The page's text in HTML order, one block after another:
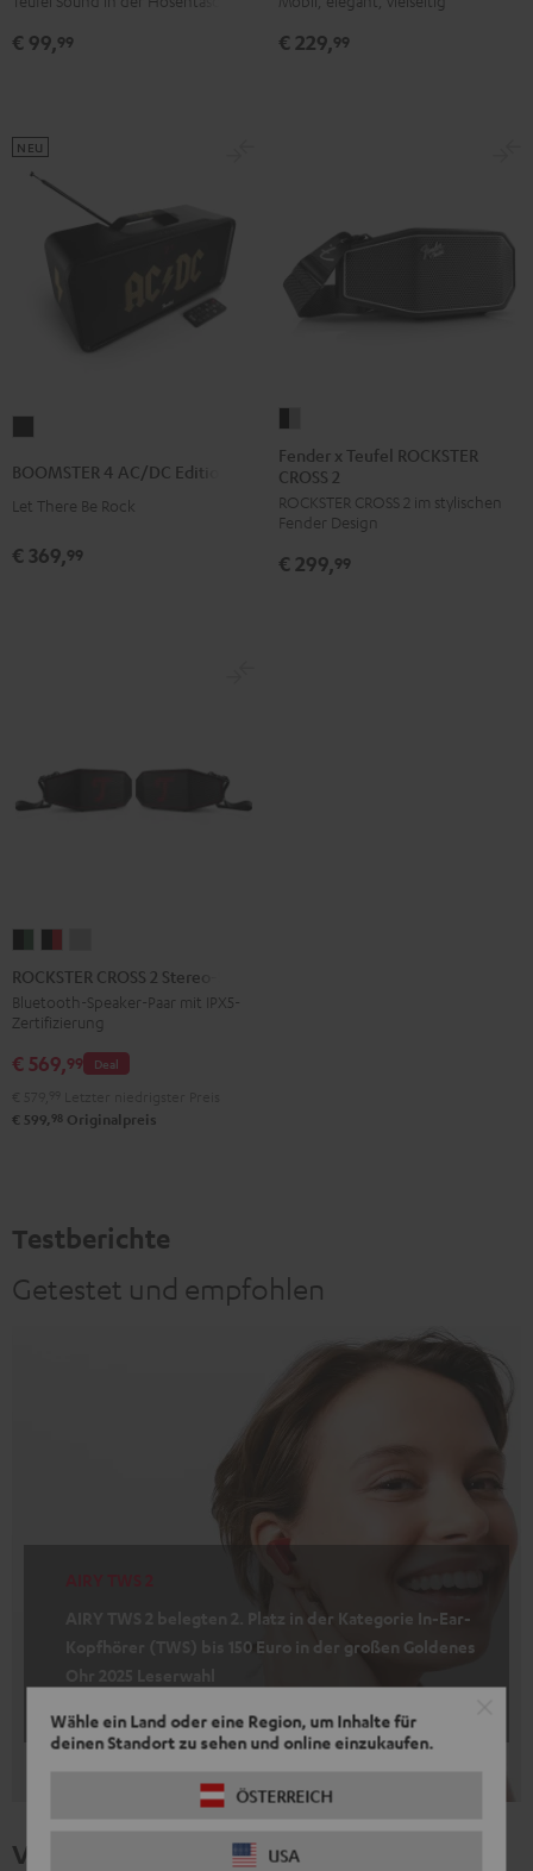
Wähle ein Land oder eine Region, um Inhalte für
deinen Standort zu sehen und online einzukaufen.
ÖSTERREICH
USA
€ 99,99
BlackWhite
€ 229,99
AC/DC
Edition
Black
BOOMSTER 4 AC/DC Edition
Let There Be Rock
NEU
€ 369,99
Teufel
ROCKSTER
CROSS
2
Fender x Teufel ROCKSTER
CROSS 2
ROCKSTER CROSS 2 im stylischen
Fender Design
€ 299,99
CROSS
2
Stereo-
Set
&
CROSS
2
Stereo-
Set
&
CROSS
2
Stereo-
Set
Gray
ROCKSTER CROSS 2 Stereo-Set
Bluetooth-Speaker-Paar mit IPX5-
Zertifizierung
Deal
€ 569,99
€ 599, 98 Originalpreis
Testberichte
Getestet und empfohlen
AIRY TWS 2 belegten 2. Platz in der Kategorie In-Ear-
Kopfhörer (TWS) bis 150 Euro in der großen Goldenes
AUDIO+stereoplay
Verwandte Themen